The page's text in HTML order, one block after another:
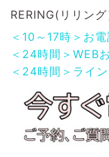
RERING(リリング
＜10～17時＞お
＜24時間＞WEB
＜24時間＞ライ